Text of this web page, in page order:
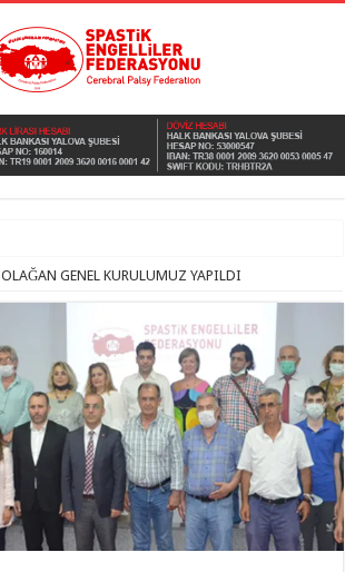
OLAĞAN GENEL KURULUMUZ YAPILDI